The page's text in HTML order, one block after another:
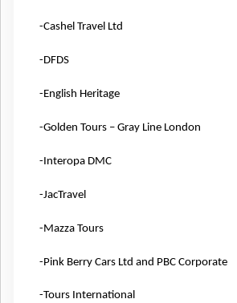
-Cashel Travel Ltd
-DFDS
-English Heritage
-Golden Tours – Gray Line London
-Interopa DMC
-JacTravel
-Mazza Tours
-Pink Berry Cars Ltd and PBC Corporate
-Tours International